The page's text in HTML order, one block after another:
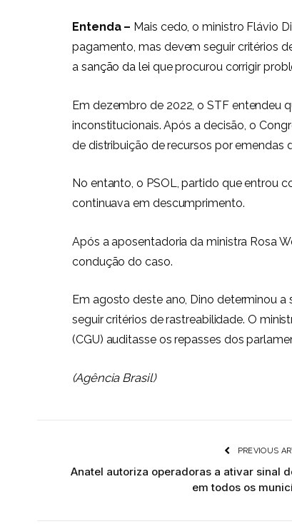
Entenda – Mais cedo, o ministro Flávio
pagamento, mas devem seguir critérios
a sanção da lei que procurou corrigir
Em dezembro de 2022, o STF entendeu
inconstitucionais. Após a decisão, o
de distribuição de recursos por emendas
No entanto, o PSOL, partido que entrou
continuava em descumprimento.
Após a aposentadoria da ministra Rosa
condução do caso.
Em agosto deste ano, Dino determinou a
seguir critérios de rastreabilidade. O
(CGU) auditasse os repasses dos
(Agência Brasil)
PREVIOUS
Anatel autoriza operadoras a ativar sinal
em todos os